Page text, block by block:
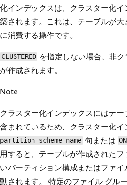
化インデックスは、クラスター化
築されます。これは、テーブルが
に消費する操作です。
CLUSTERED を指定しない場合、非
が作成されます。
Note
クラスター化インデックスにはテ
含まれているため、クラスター化イ
partition_scheme_name 句または
用すると、テーブルが作成された
いパーティション構成またはファ
動されます。 特定のファイル グル